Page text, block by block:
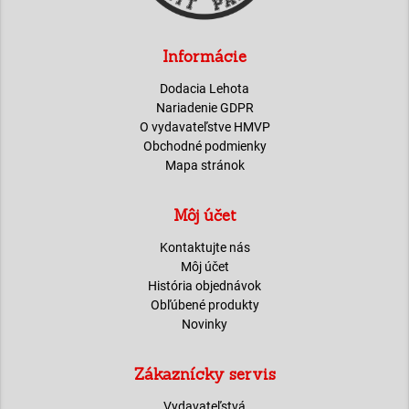
Informácie
Dodacia Lehota
Nariadenie GDPR
O vydavateľstve HMVP
Obchodné podmienky
Mapa stránok
Môj účet
Kontaktujte nás
Môj účet
História objednávok
Obľúbené produkty
Novinky
Zákaznícky servis